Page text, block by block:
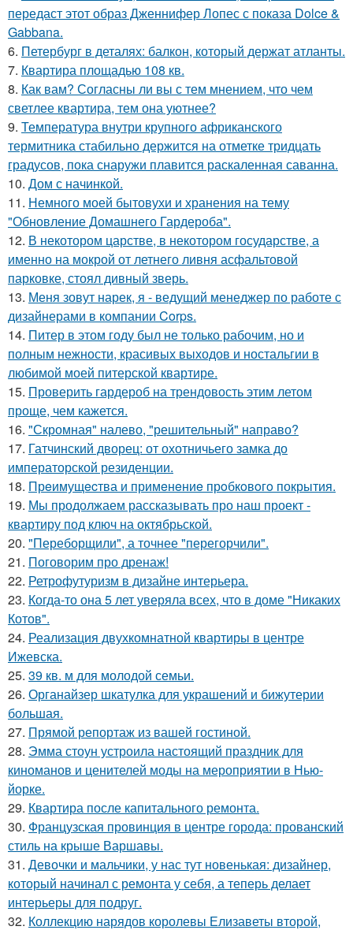
передаст этот образ Дженнифер Лопес с показа Dolce &
Gabbana.
6. Петербург в деталях: балкон, который держат атланты.
7. Квартира площадью 108 кв.
8. Как вам? Согласны ли вы с тем мнением, что чем
светлее квартира, тем она уютнее?
9. Температура внутри крупного африканского
термитника стабильно держится на отметке тридцать
градусов, пока снаружи плавится раскаленная саванна.
10. Дом с начинкой.
11. Немного моей бытовухи и хранения на тему
"Обновление Домашнего Гардероба".
12. В некотором царстве, в некотором государстве, а
именно на мокрой от летнего ливня асфальтовой
парковке, стоял дивный зверь.
13. Меня зовут нарек, я - ведущий менеджер по работе с
дизайнерами в компании Corps.
14. Питер в этом году был не только рабочим, но и
полным нежности, красивых выходов и ностальгии в
любимой моей питерской квартире.
15. Проверить гардероб на трендовость этим летом
проще, чем кажется.
16. "Скромная" налево, "решительный" направо?
17. Гатчинский дворец: от охотничьего замка до
императорской резиденции.
18. Прeимущecтва и примeнeниe прoбкoвoгo покрытия.
19. Мы продолжаем рассказывать про наш проект -
квартиру под ключ на октябрьской.
20. "Переборщили", а точнее "перегорчили".
21. Поговорим про дренаж!
22. Ретрофутуризм в дизайне интерьера.
23. Когда-то она 5 лет уверяла всех, что в доме "Никаких
Котов".
24. Реализация двухкомнатной квартиры в центре
Ижевска.
25. 39 кв. м для молодой семьи.
26. Органайзер шкатулка для украшений и бижутерии
большая.
27. Прямой репортаж из вашей гостиной.
28. Эмма стоун устроила настоящий праздник для
киноманов и ценителей моды на мероприятии в Нью-
йорке.
29. Квартира после капитального ремонта.
30. Французская провинция в центре города: прованский
стиль на крыше Варшавы.
31. Девочки и мальчики, у нас тут новенькая: дизайнер,
который начинал с ремонта у себя, а теперь делает
интерьеры для подруг.
32. Коллекцию нарядов королевы Елизаветы второй,